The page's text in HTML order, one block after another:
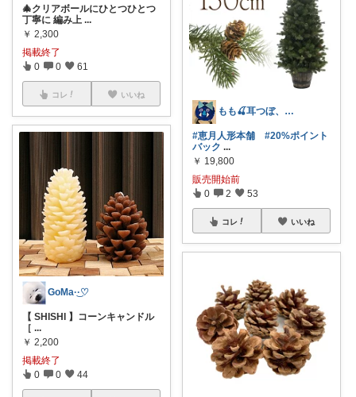
🎄クリアボールにひとつひとつ
丁寧に 編み上 ...
￥ 2,300
掲載終了
0 0 61
コレ いいね
GoMa·͜·♡
【 SHISHI 】コーンキャンドル
［ ...
￥ 2,200
掲載終了
0 0 44
もも🍒耳つぼ、かぐれ5/15どなた🥹
#恵月人形本舗
#20%ポイント
バック ...
￥ 19,800
販売開始前
0 2 53
コレ いいね